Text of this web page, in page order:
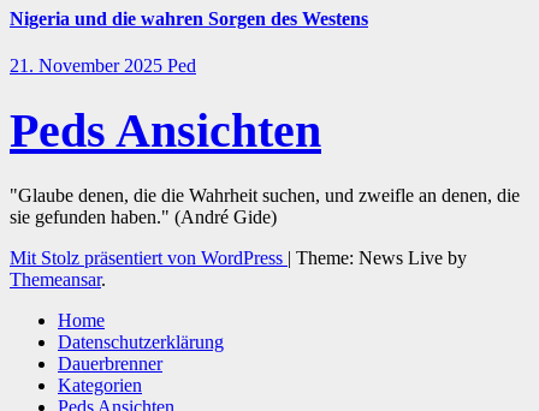
Nigeria und die wahren Sorgen des Westens
21. November 2025 Ped
Peds Ansichten
"Glaube denen, die die Wahrheit suchen, und zweifle an denen, die
sie gefunden haben." (André Gide)
Mit Stolz präsentiert von WordPress | Theme: News Live by
Themeansar.
Home
Datenschutzerklärung
Dauerbrenner
Kategorien
Peds Ansichten